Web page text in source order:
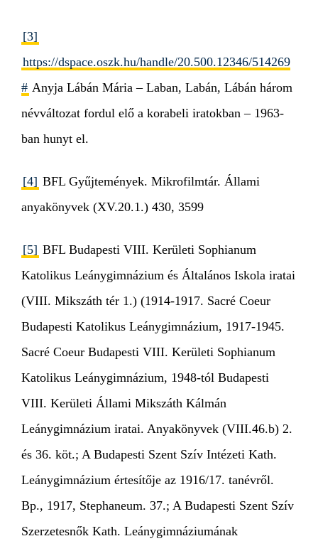
[3]
https://dspace.oszk.hu/handle/20.500.12346/514269
# Anyja Lábán Mária – Laban, Labán, Lábán három
névváltozat fordul elő a korabeli iratokban – 1963-
ban hunyt el.
[4] BFL Gyűjtemények. Mikrofilmtár. Állami
anyakönyvek (XV.20.1.) 430, 3599
[5] BFL Budapesti VIII. Kerületi Sophianum
Katolikus Leánygimnázium és Általános Iskola iratai
(VIII. Mikszáth tér 1.) (1914-1917. Sacré Coeur
Budapesti Katolikus Leánygimnázium, 1917-1945.
Sacré Coeur Budapesti VIII. Kerületi Sophianum
Katolikus Leánygimnázium, 1948-tól Budapesti
VIII. Kerületi Állami Mikszáth Kálmán
Leánygimnázium iratai. Anyakönyvek (VIII.46.b) 2.
és 36. köt.; A Budapesti Szent Szív Intézeti Kath.
Leánygimnázium értesítője az 1916/17. tanévről.
Bp., 1917, Stephaneum. 37.; A Budapesti Szent Szív
Szerzetesnők Kath. Leánygimnáziumának